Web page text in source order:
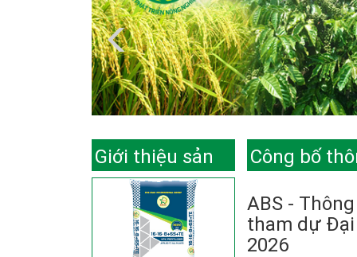
Giới thiệu sản
phẩm
Công bố
ABS -
tham dự
2026